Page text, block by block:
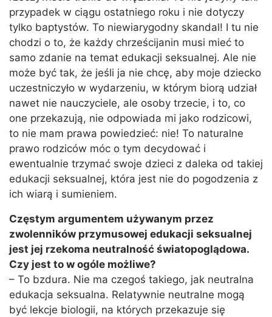
przypadek w ciągu ostatniego roku i nie dotyczy
tylko baptystów. To niewiarygodny skandal! I tu nie
chodzi o to, że każdy chrześcijanin musi mieć to
samo zdanie na temat edukacji seksualnej. Ale nie
może być tak, że jeśli ja nie chcę, aby moje dziecko
uczestniczyło w wydarzeniu, w którym biorą udział
nawet nie nauczyciele, ale osoby trzecie, i to, co
one przekazują, nie odpowiada mi jako rodzicowi,
to nie mam prawa powiedzieć: nie! To naturalne
prawo rodziców móc o tym decydować i
ewentualnie trzymać swoje dzieci z daleka od takiej
edukacji seksualnej, która jest nie do pogodzenia z
ich wiarą i sumieniem.
Częstym argumentem używanym przez
zwolenników przymusowej edukacji seksualnej
jest jej rzekoma neutralność światopoglądowa.
Czy jest to w ogóle możliwe?
– To bzdura. Nie ma czegoś takiego, jak neutralna
edukacja seksualna. Relatywnie neutralne mogą
być lekcje biologii, na których przekazuje się